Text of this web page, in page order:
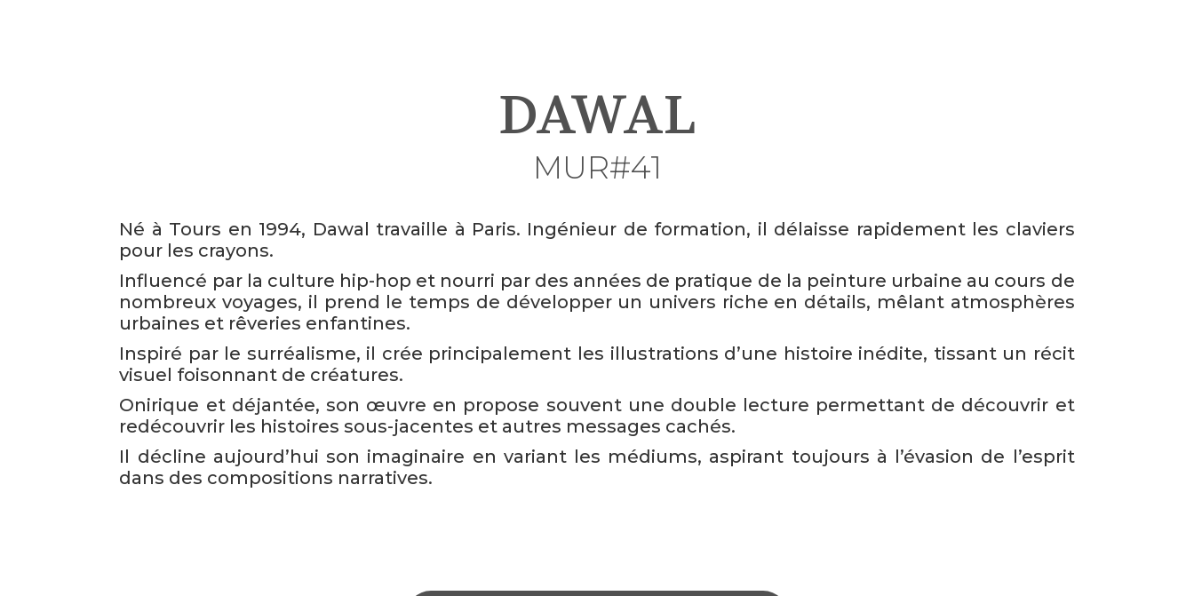
DAWAL
MUR#41
Né à Tours en 1994, Dawal travaille à Paris. Ingénieur de formation, il délaisse rapidement les claviers
pour les crayons.
Influencé par la culture hip-hop et nourri par des années de pratique de la peinture urbaine au cours de
nombreux voyages, il prend le temps de développer un univers riche en détails, mêlant atmosphères
urbaines et rêveries enfantines.
Inspiré par le surréalisme, il crée principalement les illustrations d’une histoire inédite, tissant un récit
visuel foisonnant de créatures.
Onirique et déjantée, son œuvre en propose souvent une double lecture permettant de découvrir et
redécouvrir les histoires sous-jacentes et autres messages cachés.
Il décline aujourd’hui son imaginaire en variant les médiums, aspirant toujours à l’évasion de l’esprit
dans des compositions narratives.